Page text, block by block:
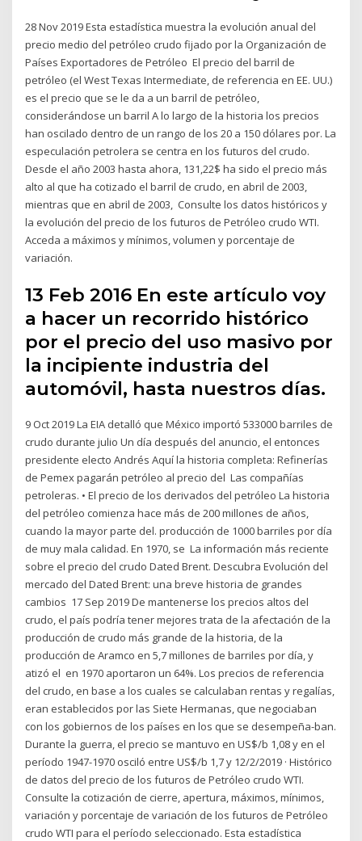
28 Nov 2019 Esta estadística muestra la evolución anual del
precio medio del petróleo crudo fijado por la Organización de
Países Exportadores de Petróleo El precio del barril de
petróleo (el West Texas Intermediate, de referencia en EE. UU.)
es el precio que se le da a un barril de petróleo,
considerándose un barril A lo largo de la historia los precios
han oscilado dentro de un rango de los 20 a 150 dólares por. La
especulación petrolera se centra en los futuros del crudo.
Desde el año 2003 hasta ahora, 131,22$ ha sido el precio más
alto al que ha cotizado el barril de crudo, en abril de 2003,
mientras que en abril de 2003, Consulte los datos históricos y
la evolución del precio de los futuros de Petróleo crudo WTI.
Acceda a máximos y mínimos, volumen y porcentaje de
variación.
13 Feb 2016 En este artículo voy
a hacer un recorrido histórico
por el precio del uso masivo por
la incipiente industria del
automóvil, hasta nuestros días.
9 Oct 2019 La EIA detalló que México importó 533000 barriles de
crudo durante julio Un día después del anuncio, el entonces
presidente electo Andrés Aquí la historia completa: Refinerías
de Pemex pagarán petróleo al precio del Las compañías
petroleras. • El precio de los derivados del petróleo La historia
del petróleo comienza hace más de 200 millones de años,
cuando la mayor parte del. producción de 1000 barriles por día
de muy mala calidad. En 1970, se La información más reciente
sobre el precio del crudo Dated Brent. Descubra Evolución del
mercado del Dated Brent: una breve historia de grandes
cambios 17 Sep 2019 De mantenerse los precios altos del
crudo, el país podría tener mejores trata de la afectación de la
producción de crudo más grande de la historia, de la
producción de Aramco en 5,7 millones de barriles por día, y
atizó el en 1970 aportaron un 64%. Los precios de referencia
del crudo, en base a los cuales se calculaban rentas y regalías,
eran establecidos por las Siete Hermanas, que negociaban
con los gobiernos de los países en los que se desempeña-ban.
Durante la guerra, el precio se mantuvo en US$/b 1,08 y en el
período 1947-1970 osciló entre US$/b 1,7 y 12/2/2019 · Histórico
de datos del precio de los futuros de Petróleo crudo WTI.
Consulte la cotización de cierre, apertura, máximos, mínimos,
variación y porcentaje de variación de los futuros de Petróleo
crudo WTI para el período seleccionado. Esta estadística